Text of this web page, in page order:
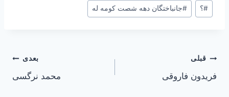
#؟ #جانباختگان دهه شصت کومه له
راهبری
نوشته
قبلی
فریدون فاروقی
بعدی
محمد نرگسی